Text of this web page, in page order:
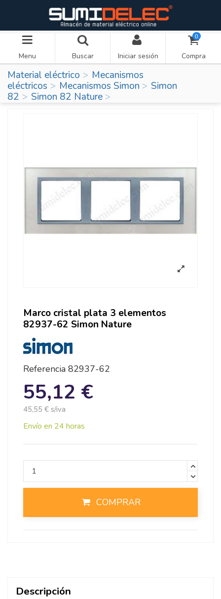
Menu Buscar Iniciar sesión
0
Compra
Material eléctrico
Mecanismos
eléctricos
Mecanismos Simon
Simon
82
Simon 82 Nature
Marco cristal plata 3 elementos
82937-62 Simon Nature
Referencia 82937-62
55,12 €
45,55 € s/iva
Envío en 24 horas
COMPRAR
Descripción